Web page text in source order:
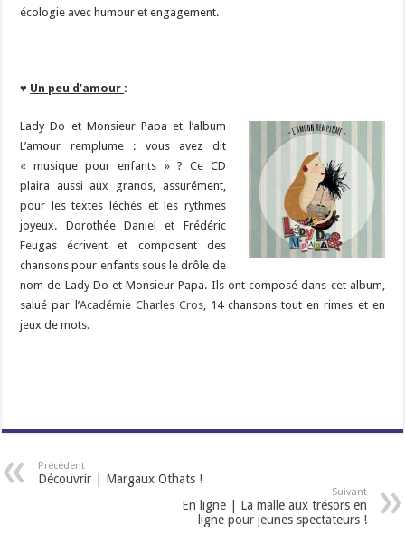
écologie avec humour et engagement.
♥ Un peu d’amour:
Lady Do et Monsieur Papa et l’album
L’amour remplume : vous avez dit
« musique pour enfants » ? Ce CD
plaira aussi aux grands, assurément,
pour les textes léchés et les rythmes
joyeux. Dorothée Daniel et Frédéric
Feugas écrivent et composent des
chansons pour enfants sous le drôle de
nom de Lady Do et Monsieur Papa. Ils ont composé dans cet album,
salué par l’Académie Charles Cros, 14 chansons tout en rimes et en
jeux de mots.
Précédent
Découvrir | Margaux Othats !
Suivant
En ligne | La malle aux trésors en
ligne pour jeunes spectateurs !